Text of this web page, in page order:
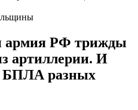
армия РФ трижды
артиллерии. И
БПЛА разных